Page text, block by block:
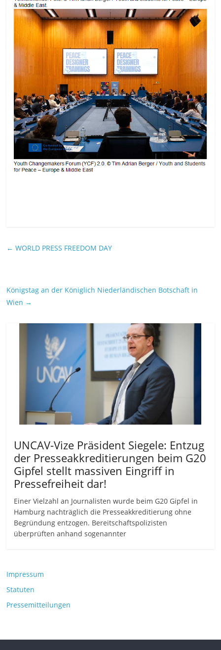
← WORLD PRESS FREEDOM DAY
Königstag an der Königlich Niederländischen Botschaft in
Wien →
UNCAV-Vize Präsident Siegele: Entzug
der Presseakkreditierungen beim G20
Gipfel stellt massiven Eingriff in
Pressefreiheit dar!
Einer Vielzahl an Journalisten wurde beim G20 Gipfel in
Hamburg nachträglich die Presseakkreditierung ohne
Begründung entzogen. Bereitschaftspolizisten
überprüften anhand sogenannter
Impressum
Statuten
Pressemitteilungen